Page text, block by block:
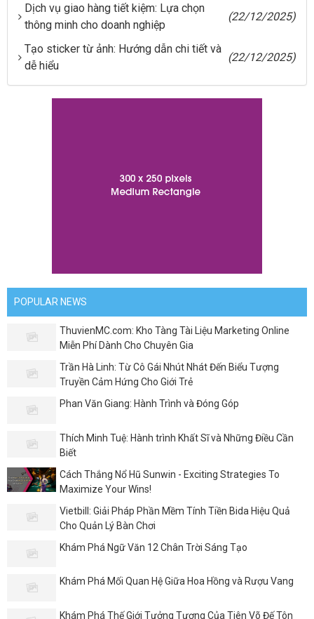
Dịch vụ giao hàng tiết kiệm: Lựa chọn
thông minh cho doanh nghiệp
(22/12/2025)
Tạo sticker từ ảnh: Hướng dẫn chi tiết và
dễ hiểu
(22/12/2025)
POPULAR NEWS
ThuvienMC.com: Kho Tàng Tài Liệu Marketing Online
Miễn Phí Dành Cho Chuyên Gia
Trần Hà Linh: Từ Cô Gái Nhút Nhát Đến Biểu Tượng
Truyền Cảm Hứng Cho Giới Trẻ
Phan Văn Giang: Hành Trình và Đóng Góp
Thích Minh Tuệ: Hành trình Khất Sĩ và Những Điều Cần
Biết
Cách Thắng Nổ Hũ Sunwin - Exciting Strategies To
Maximize Your Wins!
Vietbill: Giải Pháp Phần Mềm Tính Tiền Bida Hiệu Quả
Cho Quản Lý Bàn Chơi
Khám Phá Ngữ Văn 12 Chân Trời Sáng Tạo
Khám Phá Mối Quan Hệ Giữa Hoa Hồng và Rượu Vang
Khám Phá Thế Giới Tưởng Tượng Của Tiên Võ Đế Tôn